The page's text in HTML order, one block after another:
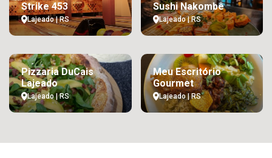
Strike 453
Lajeado | RS
Sushi Nakombê
Lajeado | RS
Pizzaria DuCais
Lajeado
Lajeado | RS
Meu Escritório
Gourmet
Lajeado | RS